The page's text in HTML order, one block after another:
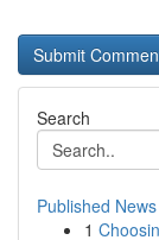
Search
Published News
1